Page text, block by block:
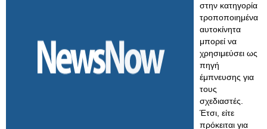
στην κατηγορία
τροποποιημένα
αυτοκίνητα
μπορεί να
χρησιμεύσει ως
πηγή
έμπνευσης για
τους
σχεδιαστές.
Έτσι, είτε
πρόκειται για